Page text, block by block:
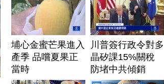
埔心金蜜芒果進入
產季 品嚐夏果正
當時
川普簽行政令對多
晶矽課15%關稅
防堵中共傾銷